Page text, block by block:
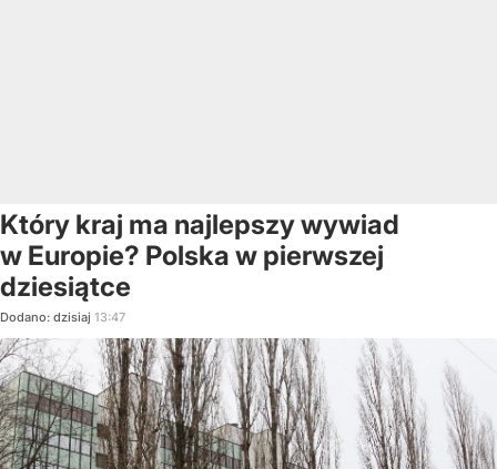
Który kraj ma najlepszy wywiad
w Europie? Polska w pierwszej
dziesiątce
Dodano: dzisiaj 13:47